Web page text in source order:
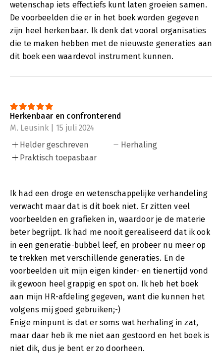
wetenschap iets effectiefs kunt laten groeien samen.
De voorbeelden die er in het boek worden gegeven
zijn heel herkenbaar. Ik denk dat vooral organisaties
die te maken hebben met de nieuwste generaties aan
dit boek een waardevol instrument kunnen.
Herkenbaar en confronterend
M. Leusink | 15 juli 2024
Helder geschreven
Praktisch toepasbaar
Herhaling
Ik had een droge en wetenschappelijke verhandeling
verwacht maar dat is dit boek niet. Er zitten veel
voorbeelden en grafieken in, waardoor je de materie
beter begrijpt. Ik had me nooit gerealiseerd dat ik ook
in een generatie-bubbel leef, en probeer nu meer op
te trekken met verschillende generaties. En de
voorbeelden uit mijn eigen kinder- en tienertijd vond
ik gewoon heel grappig en spot on. Ik heb het boek
aan mijn HR-afdeling gegeven, want die kunnen het
volgens mij goed gebruiken;-)
Enige minpunt is dat er soms wat herhaling in zat,
maar daar heb ik me niet aan gestoord en het boek is
niet dik, dus je bent er zo doorheen.